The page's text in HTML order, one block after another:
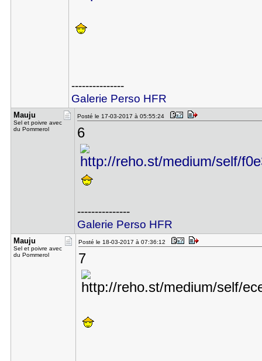
---------------
Galerie Perso HFR
Mauju
Sel et poivre avec
du Pommerol
Posté le 17-03-2017 à 05:55:24
6
---------------
Galerie Perso HFR
Mauju
Sel et poivre avec
du Pommerol
Posté le 18-03-2017 à 07:36:12
7